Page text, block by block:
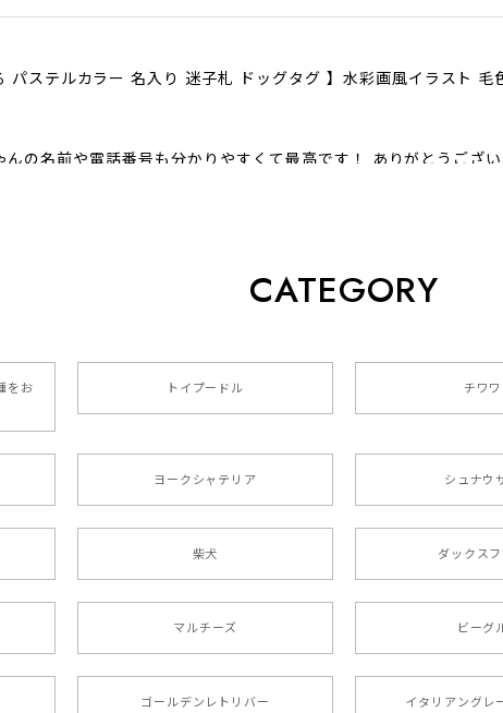
パステルカラー 名入り 迷子札 ドッグタグ 】水彩画風イラス
んの名前や電話番号も分かりやすくて最高です！ ありがとうご
まれた ダックスフンド 】 キャニスター 保存容器 お家用 プ
リー 水彩画風 毛色4色 】 手帳 スマホケース 犬 うちの子 iPhone
す。 届いた袋まで可愛かったです。 ご連絡が取りづらい点だけ少
ざいます。
ボーダーコリー 】 手帳 スマホケース 犬 うちの子 プレゼン
CATEGORY
をお
トイプードル チワワ
ヨークシャテリア シュナウ
柴犬 ダックス
マルチーズ ビーグ
ゴールデンレトリバー イタリアングレ